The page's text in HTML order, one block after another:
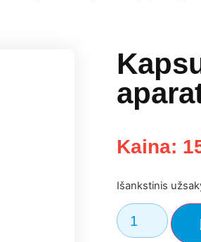
Kaina:
Išankstinis